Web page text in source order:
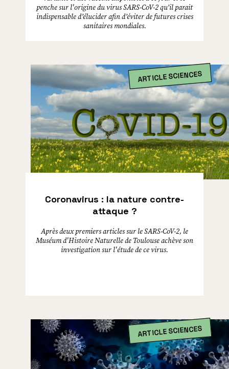
penche sur l'origine du virus SARS-CoV-2 qu’il parait
indispensable d’élucider afin d’éviter de futures crises
sanitaires mondiales.
ARTICLE SCIENCES
Coronavirus : la nature contre-
attaque ?
Après deux premiers articles sur le SARS-CoV-2, le
Muséum d'Histoire Naturelle de Toulouse achève son
investigation sur l'étude de ce virus.
ARTICLE SCIENCES